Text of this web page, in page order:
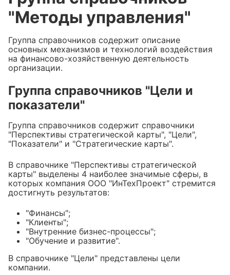
"Методы управления"
Группа справочников содержит описание
основных механизмов и технологий воздействия
на финансово-хозяйственную деятельность
организации.
Группа справочников "Цели и
показатели"
Группа справочников содержит справочники
"Перспективы стратегической карты", "Цели",
"Показатели" и "Стратегические карты".
В справочнике "Перспективы стратегической
карты" выделены 4 наиболее значимые сферы, в
которых компания ООО "ИнТехПроект" стремится
достигнуть результатов:
"Финансы";
"Клиенты";
"Внутренние бизнес-процессы";
"Обучение и развитие".
В справочнике "Цели" представлены цели
компании.